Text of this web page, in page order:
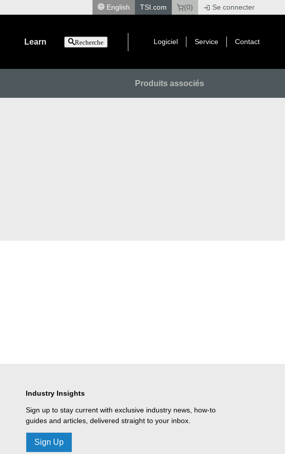
English TSI.com (0) Se connecter
Learn Recherche Logiciel Service Contact
Produits associés
Industry Insights
Sign up to stay current with exclusive industry news, how-to
guides and articles, delivered straight to your inbox.
Sign Up